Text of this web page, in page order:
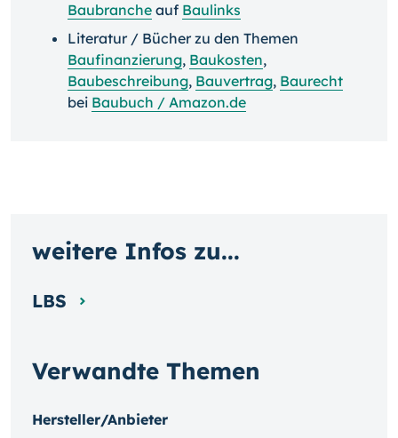
Baubranche auf Baulinks
Literatur / Bücher zu den Themen
Baufinanzierung, Baukosten,
Baubeschreibung, Bauvertrag, Baurecht
bei Baubuch / Amazon.de
Verwandte Themen
Hersteller/Anbieter
weitere Infos zu...
LBS